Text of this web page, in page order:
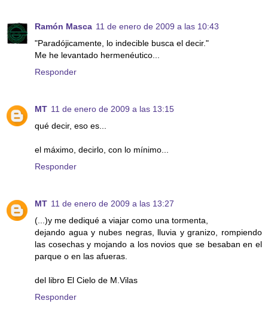
Ramón Masca 11 de enero de 2009 a las 10:43
"Paradójicamente, lo indecible busca el decir."
Me he levantado hermenéutico...
Responder
MT 11 de enero de 2009 a las 13:15
qué decir, eso es...
el máximo, decirlo, con lo mínimo...
Responder
MT 11 de enero de 2009 a las 13:27
(...)y me dediqué a viajar como una tormenta,
dejando agua y nubes negras, lluvia y granizo, rompiendo
las cosechas y mojando a los novios que se besaban en el
parque o en las afueras.
del libro El Cielo de M.Vilas
Responder